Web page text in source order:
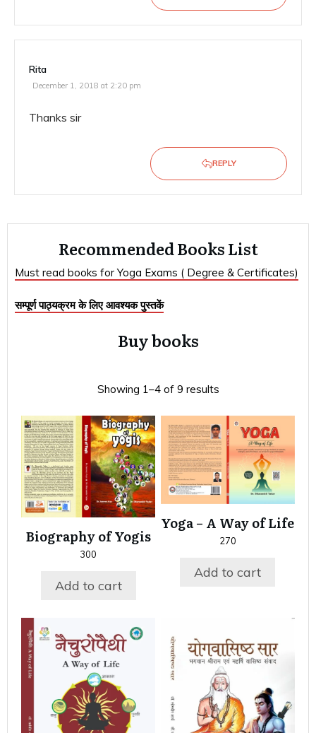
Rita
December 1, 2018 at 2:20 pm
Thanks sir
REPLY
Recommended Books List
Must read books for Yoga Exams ( Degree & Certificates)
सम्पूर्ण पाठ्यक्रम के लिए आवश्यक पुस्तकें
Buy books
Showing 1–4 of 9 results
Biography of Yogis
300
Add to cart
Yoga – A Way of Life
270
Add to cart